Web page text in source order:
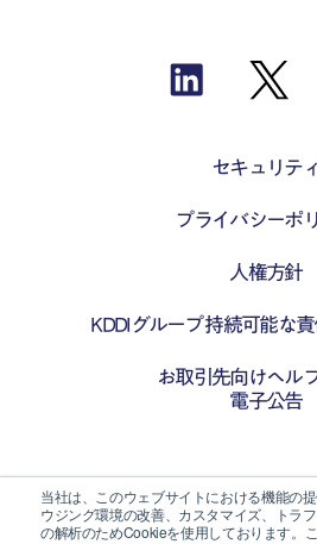
当社は、このウェブサイトにおける機能の
ウジング環境の改善、カスタマイズ、トラ
の解析のためCookieを使用しております。
セキュリティ
プライバシーポ
人権方針
KDDIグループ 持続可能な
お取引先向けヘル
電子公告